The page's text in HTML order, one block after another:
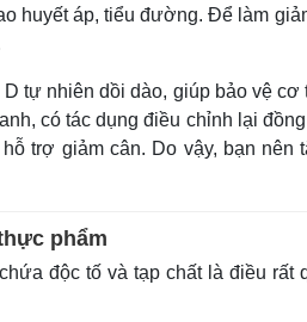
bóng đá
thể thao
Xe máy
- Điện ảnh
Giải trí
Nghệ sĩ
huyết áp, tiểu đường. Để làm
tự nhiên dồi dào, giúp bảo vệ cơ
có tác dụng điều chỉnh lại
trợ giảm cân. Do vậy, bạn nên
phẩm
độc tố và tạp chất là điều rất